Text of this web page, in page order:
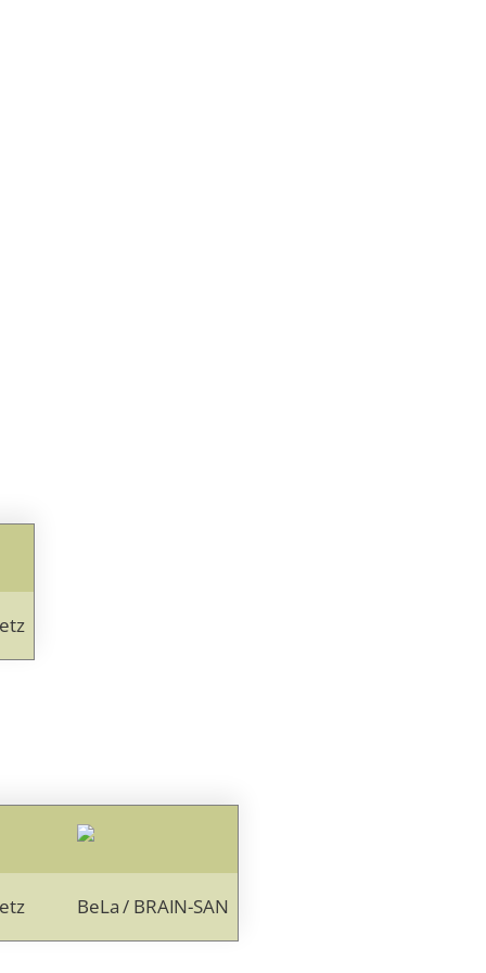
BeLa / BRAIN-SAN